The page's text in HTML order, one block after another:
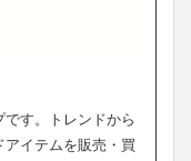
す。トレンドから
イテムを販売・買